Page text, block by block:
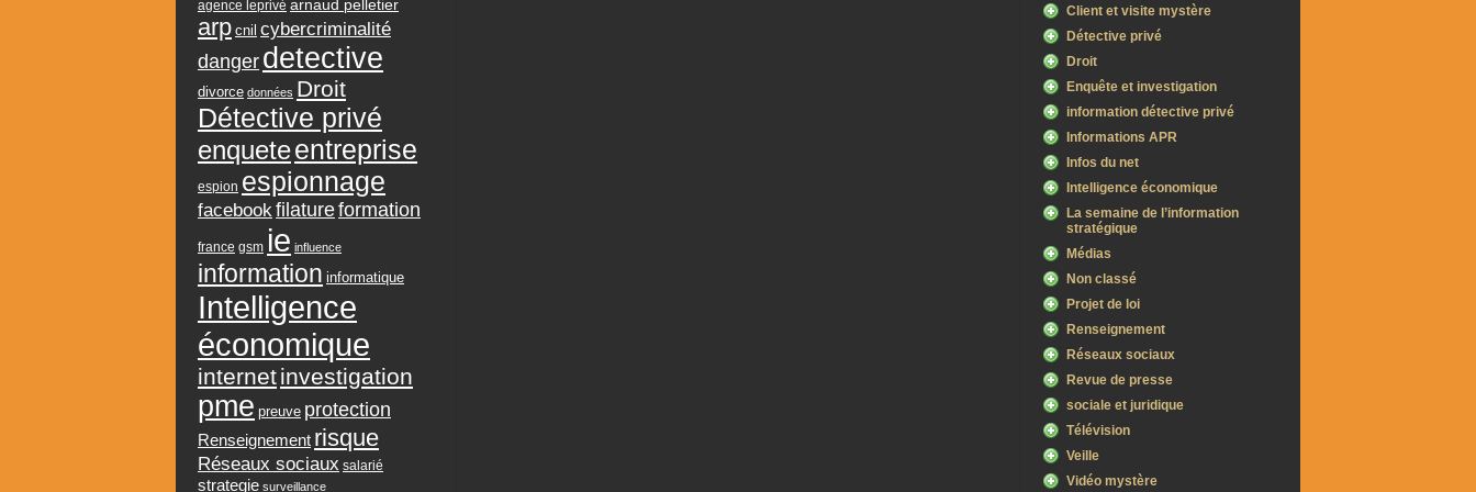
Client et visite mystère
Détective privé
Droit
Enquête et investigation
information détective privé
Informations APR
Infos du net
Intelligence économique
La semaine de l’information
stratégique
Médias
Non classé
Projet de loi
Renseignement
Réseaux sociaux
Revue de presse
sociale et juridique
Télévision
Veille
Vidéo mystère
agence leprivé arnaud pelletier
arp cnil cybercriminalité
danger detective
divorce données Droit
Détective privé
enqueteentreprise
espion espionnage
facebookfilatureformation
france gsm ie influence
information informatique
Intelligence
économique
internetinvestigation
pme preuve protection
Renseignement risque
Réseaux sociaux salarié
strategie surveillance